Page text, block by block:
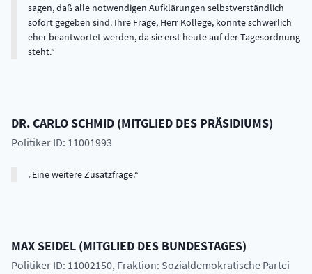
sagen, daß alle notwendigen Aufklärungen selbstverständlich
sofort gegeben sind. Ihre Frage, Herr Kollege, konnte schwerlich
eher beantwortet werden, da sie erst heute auf der Tagesordnung
steht.
DR.CARLOSCHMID (MITGLIED DES PRÄSIDIUMS)
Politiker ID: 11001993
Eine weitere Zusatzfrage.
MAXSEIDEL (MITGLIED DES BUNDESTAGES)
Politiker ID: 11002150, Fraktion: Sozialdemokratische Partei